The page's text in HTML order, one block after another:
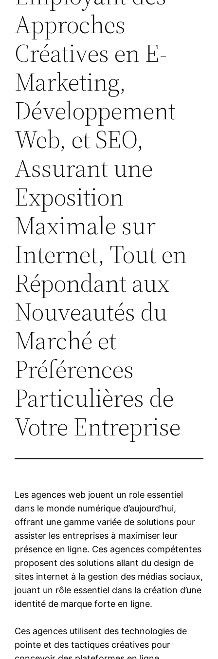
Approches
Créatives en E-
Marketing,
Développement
Web, et SEO,
Assurant une
Exposition
Maximale sur
Internet, Tout en
Répondant aux
Nouveautés du
Marché et
Préférences
Particulières de
Votre Entreprise
Les agences web jouent un role essentiel
dans le monde numérique d’aujourd’hui,
offrant une gamme variée de solutions pour
assister les entreprises à maximiser leur
présence en ligne. Ces agences compétentes
proposent des solutions allant du design de
sites internet à la gestion des médias sociaux,
jouant un rôle essentiel dans la création d’une
identité de marque forte en ligne.
Ces agences utilisent des technologies de
pointe et des tactiques créatives pour